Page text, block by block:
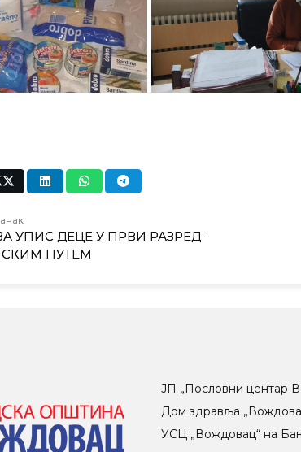
УПИС ДЕЦЕ У ПРВИ РАЗРЕД-
ПУТЕМ
ЈП „Пословни центар
Дом здравља
УСЦ „Вождовац“ на